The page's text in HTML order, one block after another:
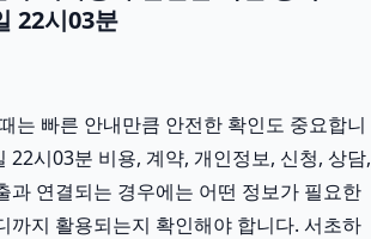
22시03분
는 빠른 안내만큼 안전한 확인도 중요합니
22시03분 비용, 계약, 개인정보, 신청, 상담,
과 연결되는 경우에는 어떤 정보가 필요한
까지 활용되는지 확인해야 합니다. 서초하